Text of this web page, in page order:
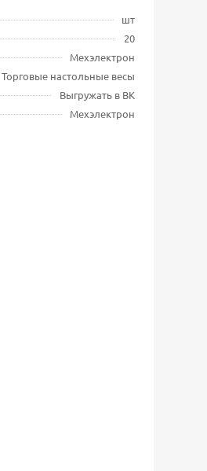
шт
20
Мехэлектрон
Торговые настольные весы
Выгружать в ВК
Мехэлектрон